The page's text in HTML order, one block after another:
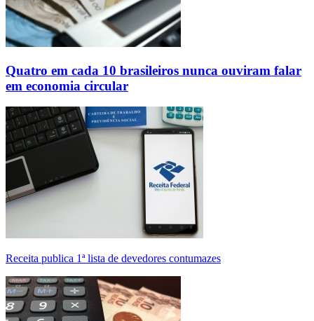
Quatro em cada 10 brasileiros nunca ouviram falar
em economia circular
Receita publica 1ª lista de devedores contumazes